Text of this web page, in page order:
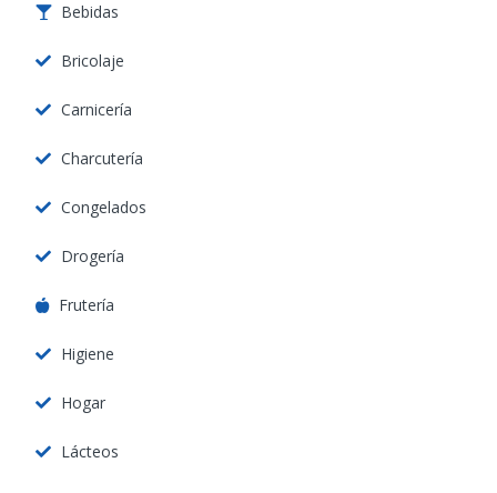
Bebidas
Bricolaje
Carnicería
Charcutería
Congelados
Drogería
Frutería
Higiene
Hogar
Lácteos